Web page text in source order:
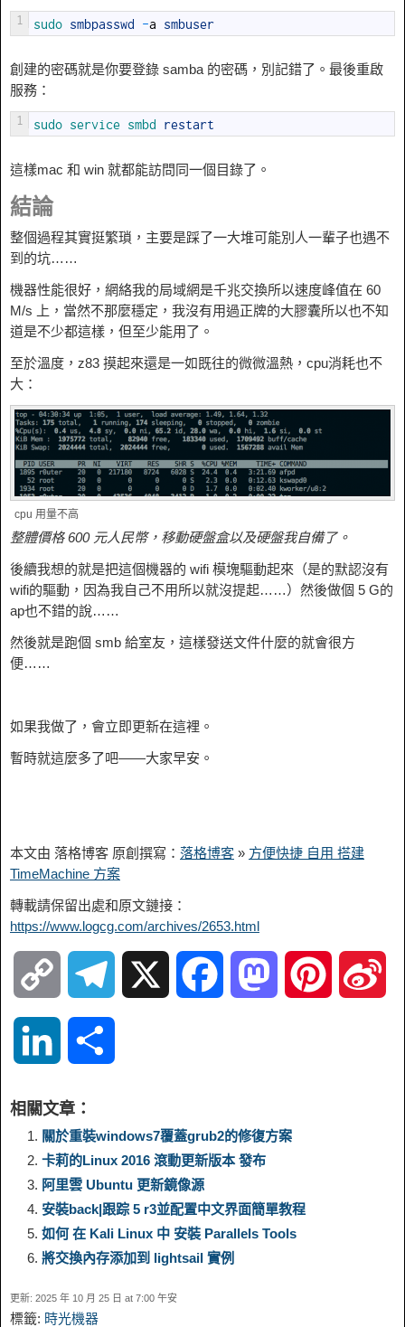
1 sudo smbpasswd -a smbuser
創建的密碼就是你要登錄 samba 的密碼，別記錯了。最後重啟
服務：
1 sudo service smbd restart
這樣mac 和 win 就都能訪問同一個目錄了。
結論
整個過程其實挺繁瑣，主要是踩了一大堆可能別人一輩子也遇不
到的坑……
機器性能很好，網絡我的局域網是千兆交換所以速度峰值在 60​​
M/s 上，當然不那麼穩定，我沒有用過正牌的大膠囊所以也不知
道是不少都這樣，但至少能用了。
至於溫度，z83 摸起來還是一如既往的微微溫熱，cpu消耗也不
大：
cpu 用量不高
整體價格 600 元人民幣，移動硬盤盒以及硬盤我自備了。
後續我想的就是把這個機器的 wifi 模塊驅動起來（是的默認沒有
wifi的驅動，因為我自己不用所以就沒提起……）然後做個 5 G的
ap也不錯的說……
然後就是跑個 smb 給室友，這樣發送文件什麼的就會很方
便……
如果我做了，會立即更新在這裡。
暫時就這麼多了吧——大家早安。
本文由 落格博客 原創撰寫： 落格博客 » 方便快捷 自用 搭建
TimeMachine 方案
轉載請保留出處和原文鏈接：
https://www.logcg.com/archives/2653.html
o
y
L
i
n
k
g
r
a
m
b
o
o
d
n
k
e
I
a
r
e
相關文章：
關於重裝windows7覆蓋grub2的修復方案
卡莉的Linux 2016 滾動更新版本 發布
阿里雲 Ubuntu 更新鏡像源
安裝back|跟踪 5 r3並配置中文界面簡單教程
如何 在 Kali Linux 中 安裝 Parallels Tools
將交換內存添加到 lightsail 實例
更新: 2025 年 10 月 25 日 at 7:00 午安
標籤: 時光機器